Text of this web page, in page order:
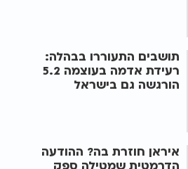
תושבים התעוררו בבהלה:
רעידת אדמה בעוצמה 5.2
הורגשה גם בישראל
איראן חוזרת בה? ההודעה
הדרמטית שמטילה ספק